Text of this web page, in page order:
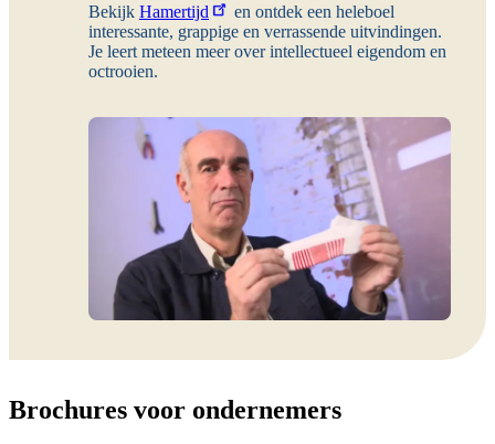
Bekijk Hamertijd
en ontdek een heleboel
interessante, grappige en verrassende uitvindingen.
Je leert meteen meer over intellectueel eigendom en
octrooien.
Brochures voor ondernemers